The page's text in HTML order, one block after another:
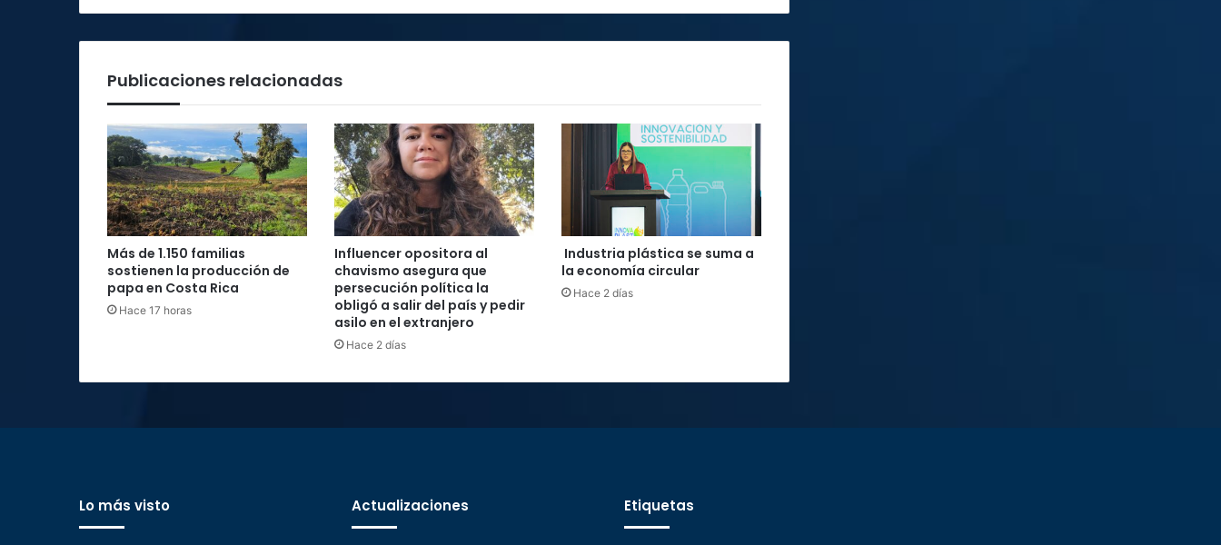
el
Publicaciones relacionadas
Más de 1.150 familias
sostienen la producción de
papa en Costa Rica
Hace 17 horas
Influencer opositora al
chavismo asegura que
persecución política la
obligó a salir del país y pedir
asilo en el extranjero
Hace 2 días
Industria plástica se suma a
la economía circular
Hace 2 días
Lo más visto Actualizaciones Etiquetas